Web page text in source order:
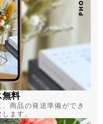
無料
商品の発送準備ができ
ます。